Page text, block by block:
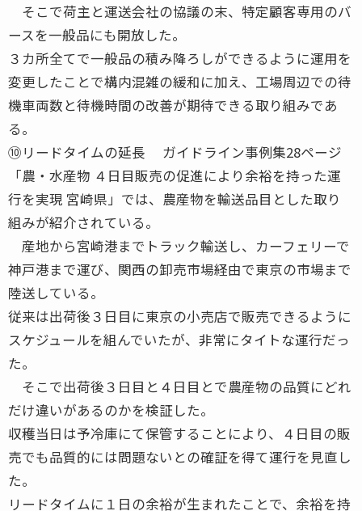
そこで荷主と運送会社の協議の末、特定顧客専用のバ
ースを一般品にも開放した。
３カ所全てで一般品の積み降ろしができるように運用を
変更したことで構内混雑の緩和に加え、工場周辺での待
機車両数と待機時間の改善が期待できる取り組みであ
る。
⑩リードタイムの延長 ガイドライン事例集28ページ
「農・水産物 ４日目販売の促進により余裕を持った運
行を実現 宮崎県」では、農産物を輸送品目とした取り
組みが紹介されている。
産地から宮崎港までトラック輸送し、カーフェリーで
神戸港まで運び、関西の卸売市場経由で東京の市場まで
陸送している。
従来は出荷後３日目に東京の小売店で販売できるように
スケジュールを組んでいたが、非常にタイトな運行だっ
た。
そこで出荷後３日目と４日目とで農産物の品質にどれ
だけ違いがあるのかを検証した。
収穫当日は予冷庫にて保管することにより、４日目の販
売でも品質的には問題ないとの確証を得て運行を見直し
た。
リードタイムに１日の余裕が生まれたことで、余裕を持